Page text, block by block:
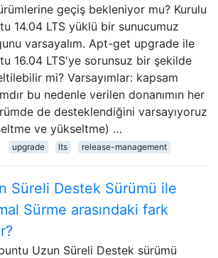
geçiş bekleniyor mu? Kurulu
14.04 LTS yüklü bir sunucumuz
varsayalım. Apt-get upgrade ile
16.04 LTS'ye sorunsuz bir şekilde
mi? Varsayımlar: kapsam
bu nedenle verilen donanımın her
de desteklendiğini varsayıyoruz
ve yükseltme) …
upgrade lts release-management
Süreli Destek Sürümü ile
Sürme arasındaki fark
Uzun Süreli Destek sürümü